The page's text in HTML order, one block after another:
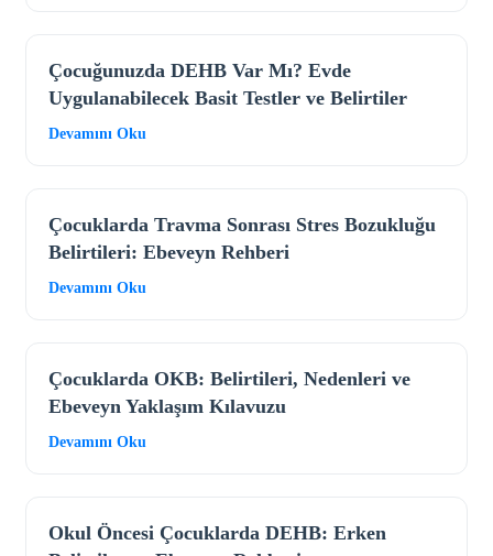
Çocuğunuzda DEHB Var Mı? Evde
Uygulanabilecek Basit Testler ve Belirtiler
Devamını Oku
Çocuklarda Travma Sonrası Stres Bozukluğu
Belirtileri: Ebeveyn Rehberi
Devamını Oku
Çocuklarda OKB: Belirtileri, Nedenleri ve
Ebeveyn Yaklaşım Kılavuzu
Devamını Oku
Okul Öncesi Çocuklarda DEHB: Erken